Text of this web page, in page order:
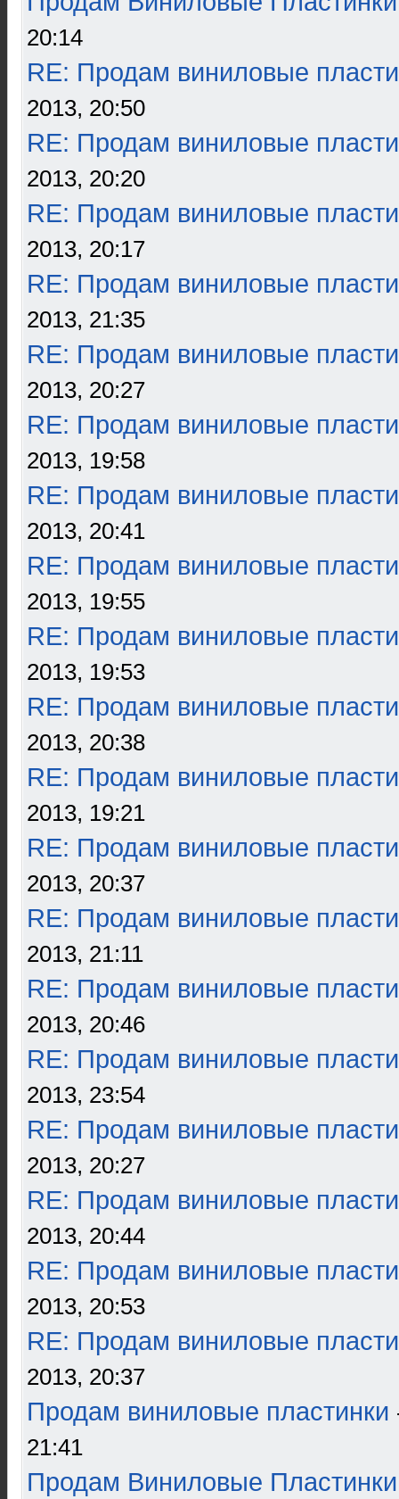
20:14
RE: Продам виниловые
2013, 20:50
RE: Продам виниловые
2013, 20:20
RE: Продам виниловые
2013, 20:17
RE: Продам виниловые
2013, 21:35
RE: Продам виниловые
2013, 20:27
RE: Продам виниловые
2013, 19:58
RE: Продам виниловые
2013, 20:41
RE: Продам виниловые
2013, 19:55
RE: Продам виниловые
2013, 19:53
RE: Продам виниловые
2013, 20:38
RE: Продам виниловые
2013, 19:21
RE: Продам виниловые
2013, 20:37
RE: Продам виниловые
2013, 21:11
RE: Продам виниловые
2013, 20:46
RE: Продам виниловые
2013, 23:54
RE: Продам виниловые
2013, 20:27
RE: Продам виниловые
2013, 20:44
RE: Продам виниловые
2013, 20:53
RE: Продам виниловые
2013, 20:37
Продам виниловые пластинки
21:41
Продам Виниловые Пластинки